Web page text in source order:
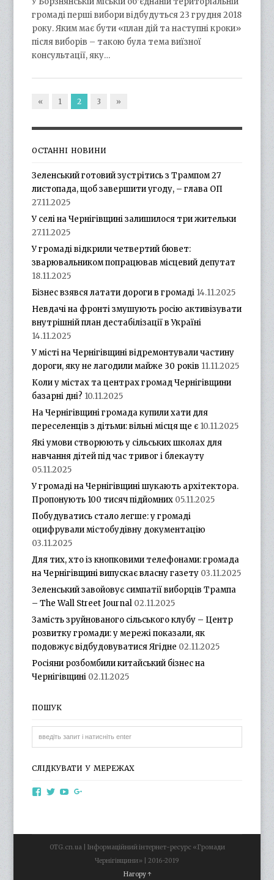
громаді перші вибори відбудуться 23 грудня 2018
року. Яким має бути «план дій та наступні кроки»
після виборів – такою була тема виїзної
консультації, яку…
« 1 2 3 »
ОСТАННІ НОВИНИ
Зеленський готовий зустрітись з Трампом 27
листопада, щоб завершити угоду, – глава ОП
27.11.2025
У селі на Чернігівщині залишилося три жительки
27.11.2025
У громаді відкрили четвертий бювет:
зварювальником попрацював місцевий депутат
18.11.2025
Бізнес взявся латати дороги в громаді 14.11.2025
Невдачі на фронті змушують росію активізувати
внутрішній план дестабілізації в Україні
14.11.2025
У місті на Чернігівщині відремонтували частину
дороги, яку не лагодили майже 30 років 11.11.2025
Коли у містах та центрах громад Чернігівщини
базарні дні? 10.11.2025
На Чернігівщині громада купили хати для
переселенців з дітьми: вільні місця ще є 10.11.2025
Які умови створюють у сільських школах для
навчання дітей під час тривог і блекауту
05.11.2025
У громаді на Чернігівщині шукають архітектора.
Пропонують 100 тисяч підйомних 05.11.2025
Побудуватись стало легше: у громаді
оцифрували містобудівну документацію
03.11.2025
Для тих, хто із кнопковими телефонами: громада
на Чернігівщині випускає власну газету 03.11.2025
Зеленський завойовує симпатії виборців Трампа
– The Wall Street Journal 02.11.2025
Замість зруйнованого сільського клубу – Центр
розвитку громади: у мережі показали, як
подовжує відбудовуватися Ягідне 02.11.2025
Росіяни розбомбили китайський бізнес на
Чернігівщині 02.11.2025
ПОШУК
СЛІДКУВАТИ У МЕРЕЖАХ
ViewViewView
OTG.cn.ua | Інформаційний інтернет-ресурс «Громади
Чернігівщини» | 2016-2019
Нагору ↑